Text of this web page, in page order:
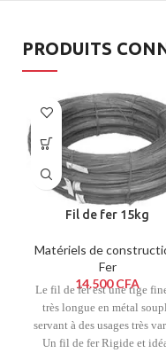
PRODUITS
Fil de fer 15kg
Matériels de
Fer
14.500CFA
Le fil de fer est une tige
très longue en métal
servant à des usages très
Un fil de fer Rigide et